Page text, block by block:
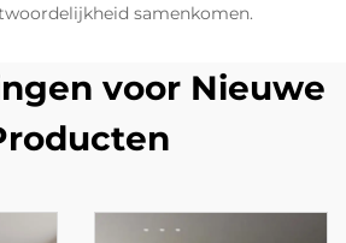
samenkomen.
voor Nieuwe